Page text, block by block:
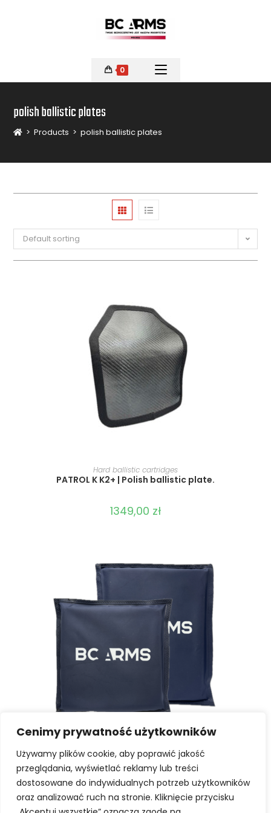
Cenimy prywatność użytkowników
Używamy plików cookie, aby poprawić jakość
przeglądania, wyświetlać reklamy lub treści
dostosowane do indywidualnych potrzeb użytkowników
oraz analizować ruch na stronie. Kliknięcie przycisku
0
polish ballistic plates
> Products > polish ballistic plates
Default sorting
SELECT OPTIONS
Hard ballistic cartridges
PATROL K K2+ | Polish ballistic plate.
1349,00 zł
SELECT OPTIONS
Soft ballistic inserts
K2 soft side ballistic inserts - Set of 2 inserts
759,00zł-949,00zł